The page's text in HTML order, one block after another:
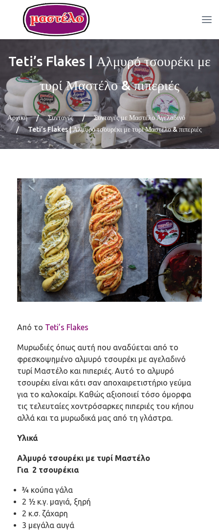
Teti’s Flakes | Αλμυρό τσουρέκι με
τυρί Μαστέλο & πιπεριές
Αρχική / Συνταγές /
Συνταγές με Μαστέλο Αγελαδινό
/
Teti’s Flakes | Αλμυρό τσουρέκι με τυρί Μαστέλο & πιπεριές
Από το Teti’s Flakes
Μυρωδιές όπως αυτή που αναδύεται από το
φρεσκοψημένο αλμυρό τσουρέκι με αγελαδινό
τυρί Μαστέλο και πιπεριές. Αυτό το αλμυρό
τσουρέκι είναι κάτι σαν αποχαιρετιστήριο γεύμα
για το καλοκαίρι. Καθώς αξιοποιεί τόσο όμορφα
τις τελευταίες χοντρόσαρκες πιπεριές του κήπου
αλλά και τα μυρωδικά μας από τη γλάστρα.
Υλικά
Αλμυρό τσουρέκι με τυρί Μαστέλο
Για 2 τσουρέκια
¾ κούπα γάλα
2 ½ κ.γ. μαγιά, ξηρή
2 κ.σ. ζάχαρη
3 μεγάλα αυγά